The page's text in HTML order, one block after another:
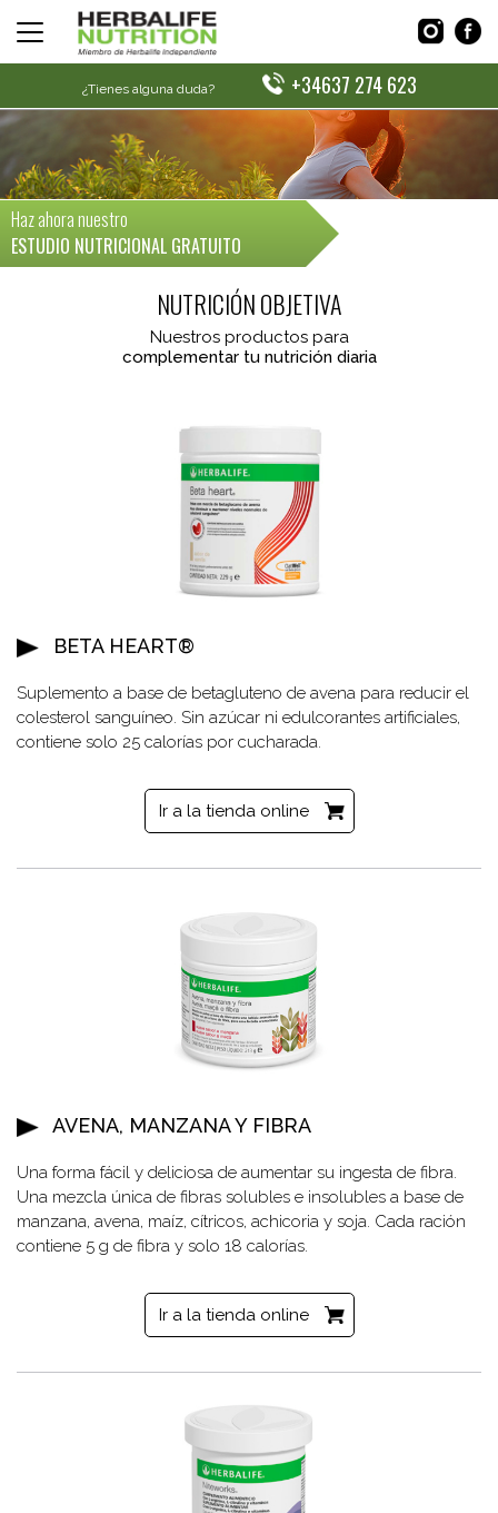
¿Tienes alguna duda? +34637 274 623
Haz ahora nuestro
ESTUDIO NUTRICIONAL GRATUITO
NUTRICIÓN OBJETIVA
Nuestros productos para
complementar tu nutrición diaria
BETA HEART®
Suplemento a base de betagluteno de avena para reducir el
colesterol sanguíneo. Sin azúcar ni edulcorantes artificiales,
contiene solo 25 calorías por cucharada.
Ir a la tienda online
AVENA, MANZANA Y FIBRA
Una forma fácil y deliciosa de aumentar su ingesta de fibra.
Una mezcla única de fibras solubles e insolubles a base de
manzana, avena, maíz, cítricos, achicoria y soja. Cada ración
contiene 5 g de fibra y solo 18 calorías.
Ir a la tienda online